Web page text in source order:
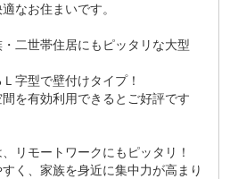
なお住まいです。
二世帯住居にもピッタリな大型
字型で壁付けタイプ！
を有効利用できるとご好評です
リモートワークにもピッタリ！
く、家族を身近に集中力が高まり